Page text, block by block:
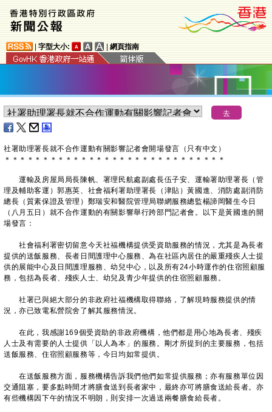
字型大小: 網頁指南
社署助理署長就不合作運動有關影響記者會開場發言（只有中文）
＊ ＊ ＊ ＊ ＊ ＊ ＊ ＊ ＊ ＊ ＊ ＊ ＊ ＊ ＊ ＊ ＊ ＊ ＊ ＊ ＊ ＊ ＊ ＊ ＊ ＊ ＊ ＊ ＊
運輸及房屋局局長陳帆、署理民航處副處長伍子安、運輸署助理署長（管
理及輔助客運）郭惠英、社會福利署助理署長（津貼）黃國進、消防處副消防
總長（質素保證及管理）鄭瑞安和醫院管理局聯網服務總監楊諦岡醫生今日
（八月五日）就不合作運動的有關影響舉行跨部門記者會。以下是黃國進的開
場發言：
社會福利署密切留意今天社福機構提供受資助服務的情況，尤其是為長者
提供的送飯服務、長者日間護理中心服務、為在社區內居住的嚴重殘疾人士提
供的展能中心及日間護理服務、幼兒中心，以及所有24小時運作的住宿照顧服
務，包括為長者、殘疾人士、幼兒及青少年提供的住宿照顧服務。
社署已與絕大部分的非政府社福機構取得聯絡，了解現時服務提供的情
況，亦已致電私營院舍了解其服務情況。
在此，我感謝169個受資助的非政府機構，他們都是用心地為長者、殘疾
人士及有需要的人士提供「以人為本」的服務。剛才所提到的主要服務，包括
送飯服務、住宿照顧服務等，今日均如常提供。
在送飯服務方面，服務機構告訴我們他們如常提供服務；亦有服務單位因
交通阻塞，要多點時間才將膳食送到長者家中，最終亦可將膳食送給長者。亦
有些機構因下午的情況不明朗，則安排一次過送兩餐膳食給長者。